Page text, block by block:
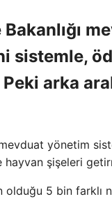
sistemle,
Peki arka
yönetim
şişeleri
olduğu 5 bin